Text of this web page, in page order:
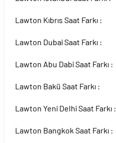
Lawton Kıbrıs Saat Farkı :
Lawton Dubai Saat Farkı :
Lawton Abu Dabi Saat Farkı :
Lawton Bakü Saat Farkı :
Lawton Yeni Delhi Saat Farkı :
Lawton Bangkok Saat Farkı :